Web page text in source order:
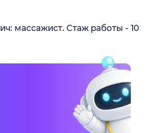
массажист. Стаж работы - 10